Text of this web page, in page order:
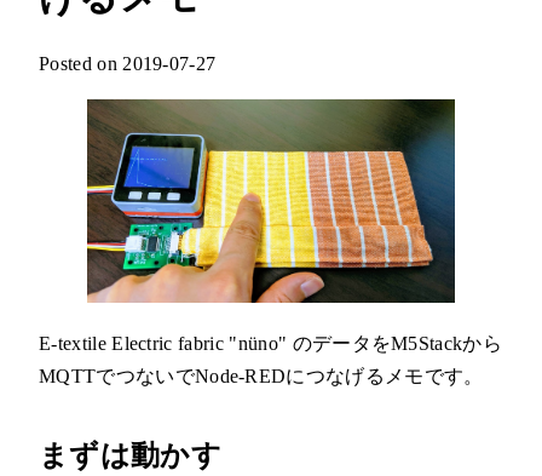
Posted on 2019-07-27
E-textile Electric fabric "nüno" のデータをM5Stackから
MQTTでつないでNode-REDにつなげるメモです。
まずは動かす